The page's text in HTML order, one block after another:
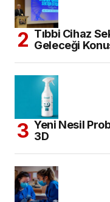
Tıbbi Cihaz
Geleceği
Yeni Nesil
3D